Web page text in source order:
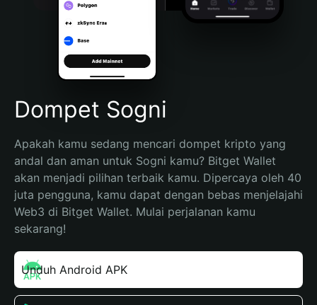
Português (Brasil)
Español (Argentina)
Dompet Sogni
Apakah kamu sedang mencari dompet kripto yang
andal dan aman untuk Sogni kamu? Bitget Wallet
akan menjadi pilihan terbaik kamu. Dipercaya oleh 40
juta pengguna, kamu dapat dengan bebas menjelajahi
Web3 di Bitget Wallet. Mulai perjalanan kamu
sekarang!
Unduh Android APK